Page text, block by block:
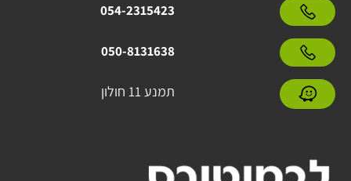
054-2315423
050-8131638
תמנע 11 חולון